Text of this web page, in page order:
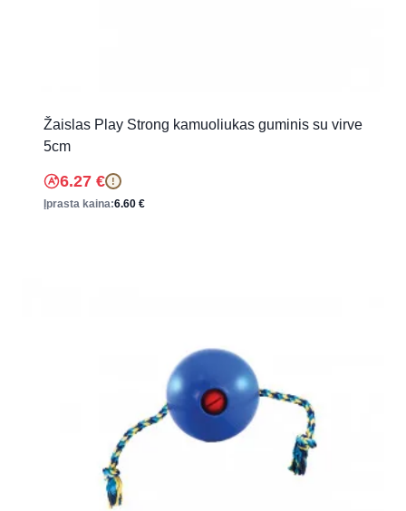
Žaislas Play Strong kamuoliukas guminis su virve
5cm
6.27 € !
Įprasta kaina:6.60 €